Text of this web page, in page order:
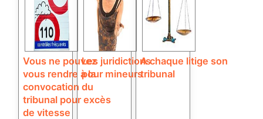
Vous ne pouvez
vous rendre à la
convocation du
tribunal pour excès
de vitesse
Les juridictions
pour mineurs
A chaque litige son
tribunal